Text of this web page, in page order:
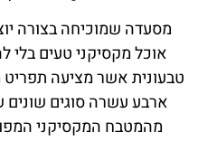
מסעדה שמוכיחה בצורה
אוכל מקסיקני טעים
טבעונית אשר מציעה
ארבע עשרה סוגים שונים
מהמטבח המקסיקני